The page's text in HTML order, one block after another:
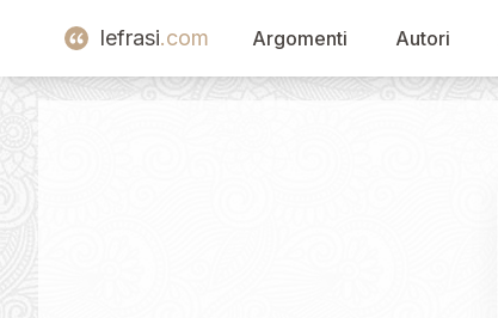
lefrasi.com Argomenti Autori